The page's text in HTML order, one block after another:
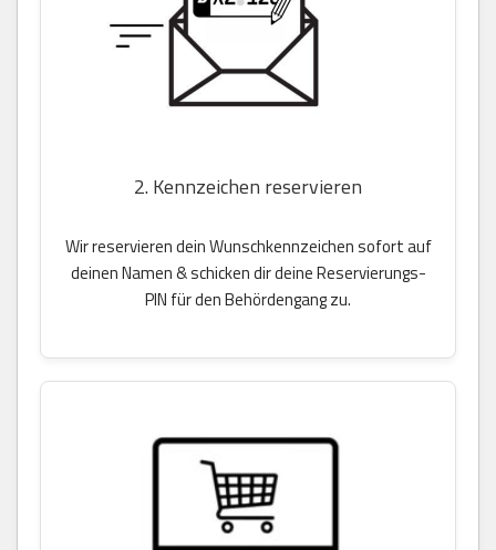
2. Kennzeichen reservieren
Wir reservieren dein Wunschkennzeichen sofort auf
deinen Namen & schicken dir deine Reservierungs-
PIN für den Behördengang zu.